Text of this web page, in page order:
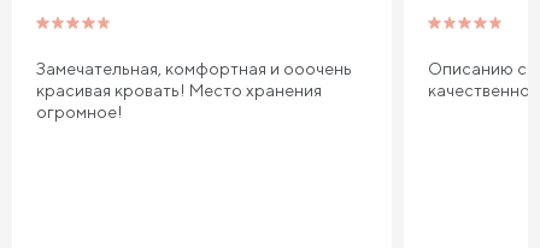
Замечательная, комфортная и ооочень
красивая кровать! Место хранения
огромное!
Описанию
качественно